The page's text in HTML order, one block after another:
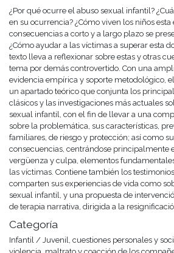
¿Por qué ocurre el abuso sexual infantil?
en su ocurrencia? ¿Cómo viven los niños esta
consecuencias a corto y a largo plazo se
¿Cómo ayudar a las víctimas a superar esta
texto lleva a reflexionar sobre estas y otras
tema por demás controvertido. Con una
evidencia empírica y soporte metodológico,
un apartado teórico que conjunta los
clásicos y las investigaciones más actuales
sexual infantil, con el fin de llevar a una
sobre la problemática, sus características,
familiares, de riesgo y protección; así como
consecuencias, centrándose principalmente
vergüenza y culpa, elementos
las víctimas. Contiene también los
comparten sus experiencias de vida como
sexual infantil, y una propuesta de
de terapia narrativa, dirigida a la
Categoría
Infantil / Juvenil, cuestiones personales y